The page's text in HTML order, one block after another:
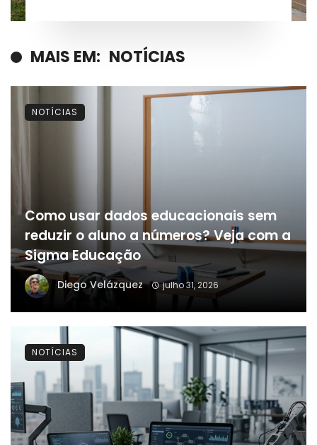
MAIS EM: NOTÍCIAS
Como usar dados educacionais sem
reduzir o aluno a números? Veja com a
Sigma Educação
Diego Velázquez julho 31, 2026
NOTÍCIAS
NOTÍCIAS